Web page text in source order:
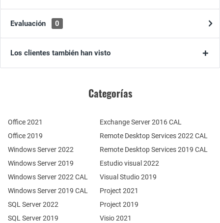
Evaluación 0
Los clientes también han visto
Categorías
Office 2021
Office 2019
Windows Server 2022
Windows Server 2019
SQL Server 2022
SQL Server 2019
Windows Server 2022 CAL
Windows Server 2019 CAL
Remote Desktop Services 2022 CAL
Remote Desktop Services 2019 CAL
Exchange Server 2016 CAL
Estudio visual 2022
Visual Studio 2019
Project 2021
Project 2019
Visio 2021